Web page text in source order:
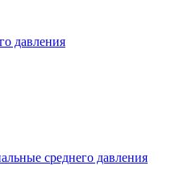
давления
среднего давления